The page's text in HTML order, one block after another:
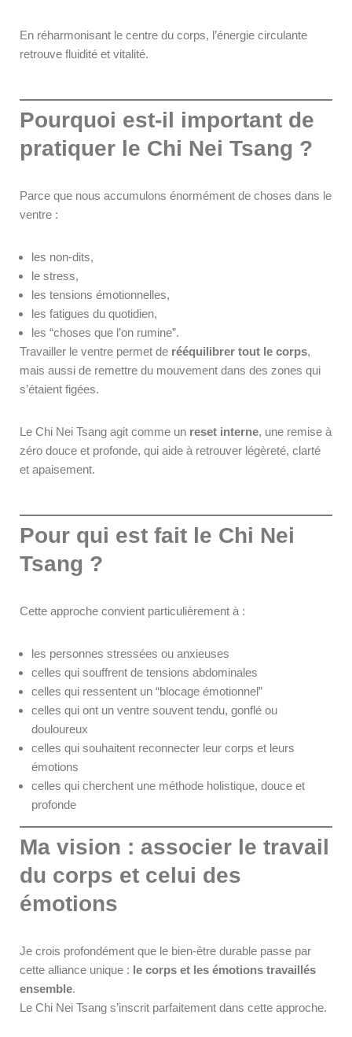
En réharmonisant le centre du corps, l’énergie circulante
retrouve fluidité et vitalité.
Pourquoi est-il important de
pratiquer le Chi Nei Tsang ?
Parce que nous accumulons énormément de choses dans le
ventre :
les non-dits,
le stress,
les tensions émotionnelles,
les fatigues du quotidien,
les “choses que l’on rumine”.
Travailler le ventre permet de rééquilibrer tout le corps,
mais aussi de remettre du mouvement dans des zones qui
s’étaient figées.
Le Chi Nei Tsang agit comme un reset interne, une remise à
zéro douce et profonde, qui aide à retrouver légèreté, clarté
et apaisement.
Pour qui est fait le Chi Nei
Tsang ?
Cette approche convient particulièrement à :
les personnes stressées ou anxieuses
celles qui souffrent de tensions abdominales
celles qui ressentent un “blocage émotionnel”
celles qui ont un ventre souvent tendu, gonflé ou
douloureux
celles qui souhaitent reconnecter leur corps et leurs
émotions
celles qui cherchent une méthode holistique, douce et
profonde
Ma vision : associer le travail
du corps et celui des
émotions
Je crois profondément que le bien-être durable passe par
cette alliance unique : le corps et les émotions travaillés
ensemble.
Le Chi Nei Tsang s’inscrit parfaitement dans cette approche.